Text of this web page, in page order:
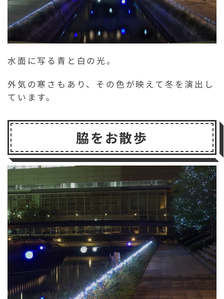
水面に写る青と白の光。
外気の寒さもあり、その色が映えて冬を演出し
ています。
脇をお散歩